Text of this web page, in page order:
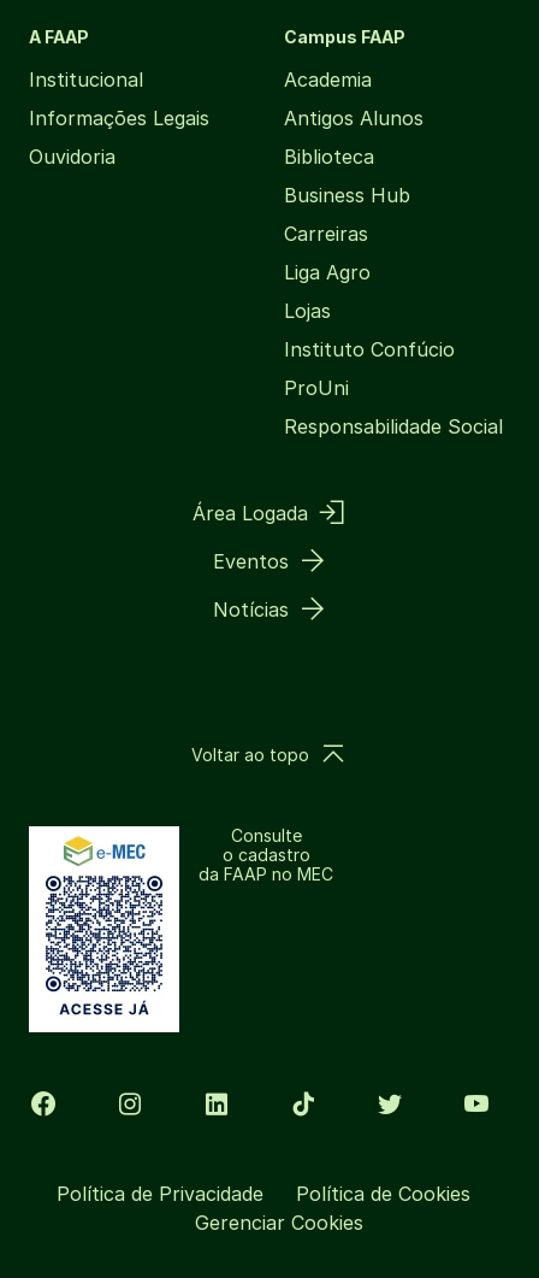
A FAAP
Institucional
Informações Legais
Ouvidoria
Campus FAAP
Academia
Antigos Alunos
Biblioteca
Business Hub
Carreiras
Liga Agro
Lojas
Instituto Confúcio
ProUni
Responsabilidade Social
Área Logada
Eventos
Notícias
Consulte
o cadastro
da FAAP no MEC
Voltar ao topo
Política de Privacidade
Política de Cookies
Gerenciar Cookies